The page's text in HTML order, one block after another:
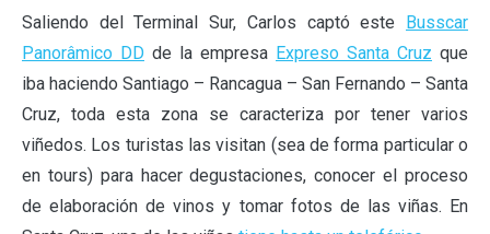
Saliendo del Terminal Sur, Carlos captó este
Busscar
Panorâmico DD de la empresa Expreso Santa Cruz que
iba haciendo Santiago – Rancagua – San Fernando – Santa
Cruz, toda esta zona se caracteriza por tener varios
viñedos. Los turistas las visitan (sea de forma particular o
en tours) para hacer degustaciones, conocer el proceso
de elaboración de vinos y tomar fotos de las viñas. En